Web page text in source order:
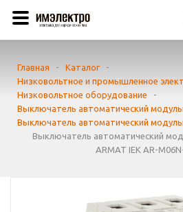
Главная - Каталог
-
Низковольтное и промышленное
Низковольтное оборудование
-
Выключатель автоматический
Выключатель автоматический
Выключатель автоматический
ARMAT IEK AR-